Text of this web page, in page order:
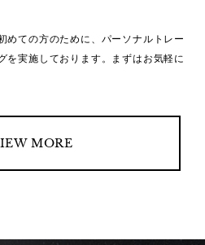
めての方のために、 パーソナルトレー
を実施しております。
まずはお気軽に
MORE